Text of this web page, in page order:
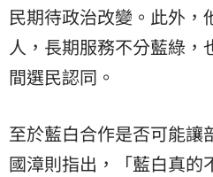
民期待政治改變。此外，
人，長期服務不分藍綠，
間選民認同。
至於藍白合作是否可能讓
國漳則指出，「藍白真的